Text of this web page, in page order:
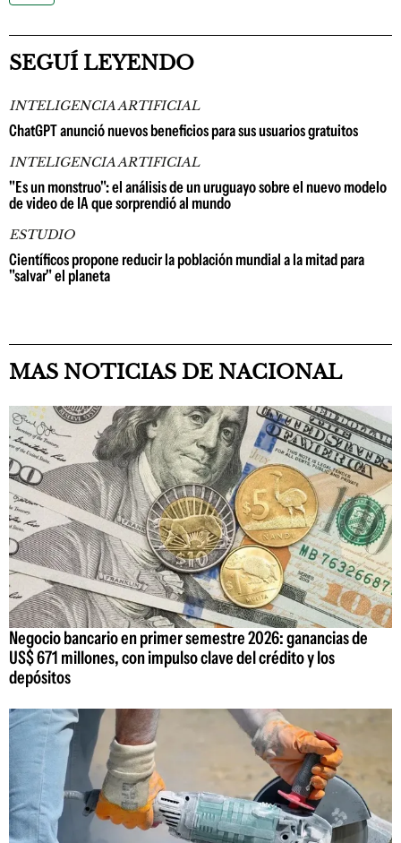
SEGUÍ LEYENDO
INTELIGENCIA ARTIFICIAL
ChatGPT anunció nuevos beneficios para sus usuarios gratuitos
INTELIGENCIA ARTIFICIAL
"Es un monstruo": el análisis de un uruguayo sobre el nuevo modelo
de video de IA que sorprendió al mundo
ESTUDIO
Científicos propone reducir la población mundial a la mitad para
"salvar" el planeta
MAS NOTICIAS DE NACIONAL
Negocio bancario en primer semestre 2026: ganancias de
US$ 671 millones, con impulso clave del crédito y los
depósitos